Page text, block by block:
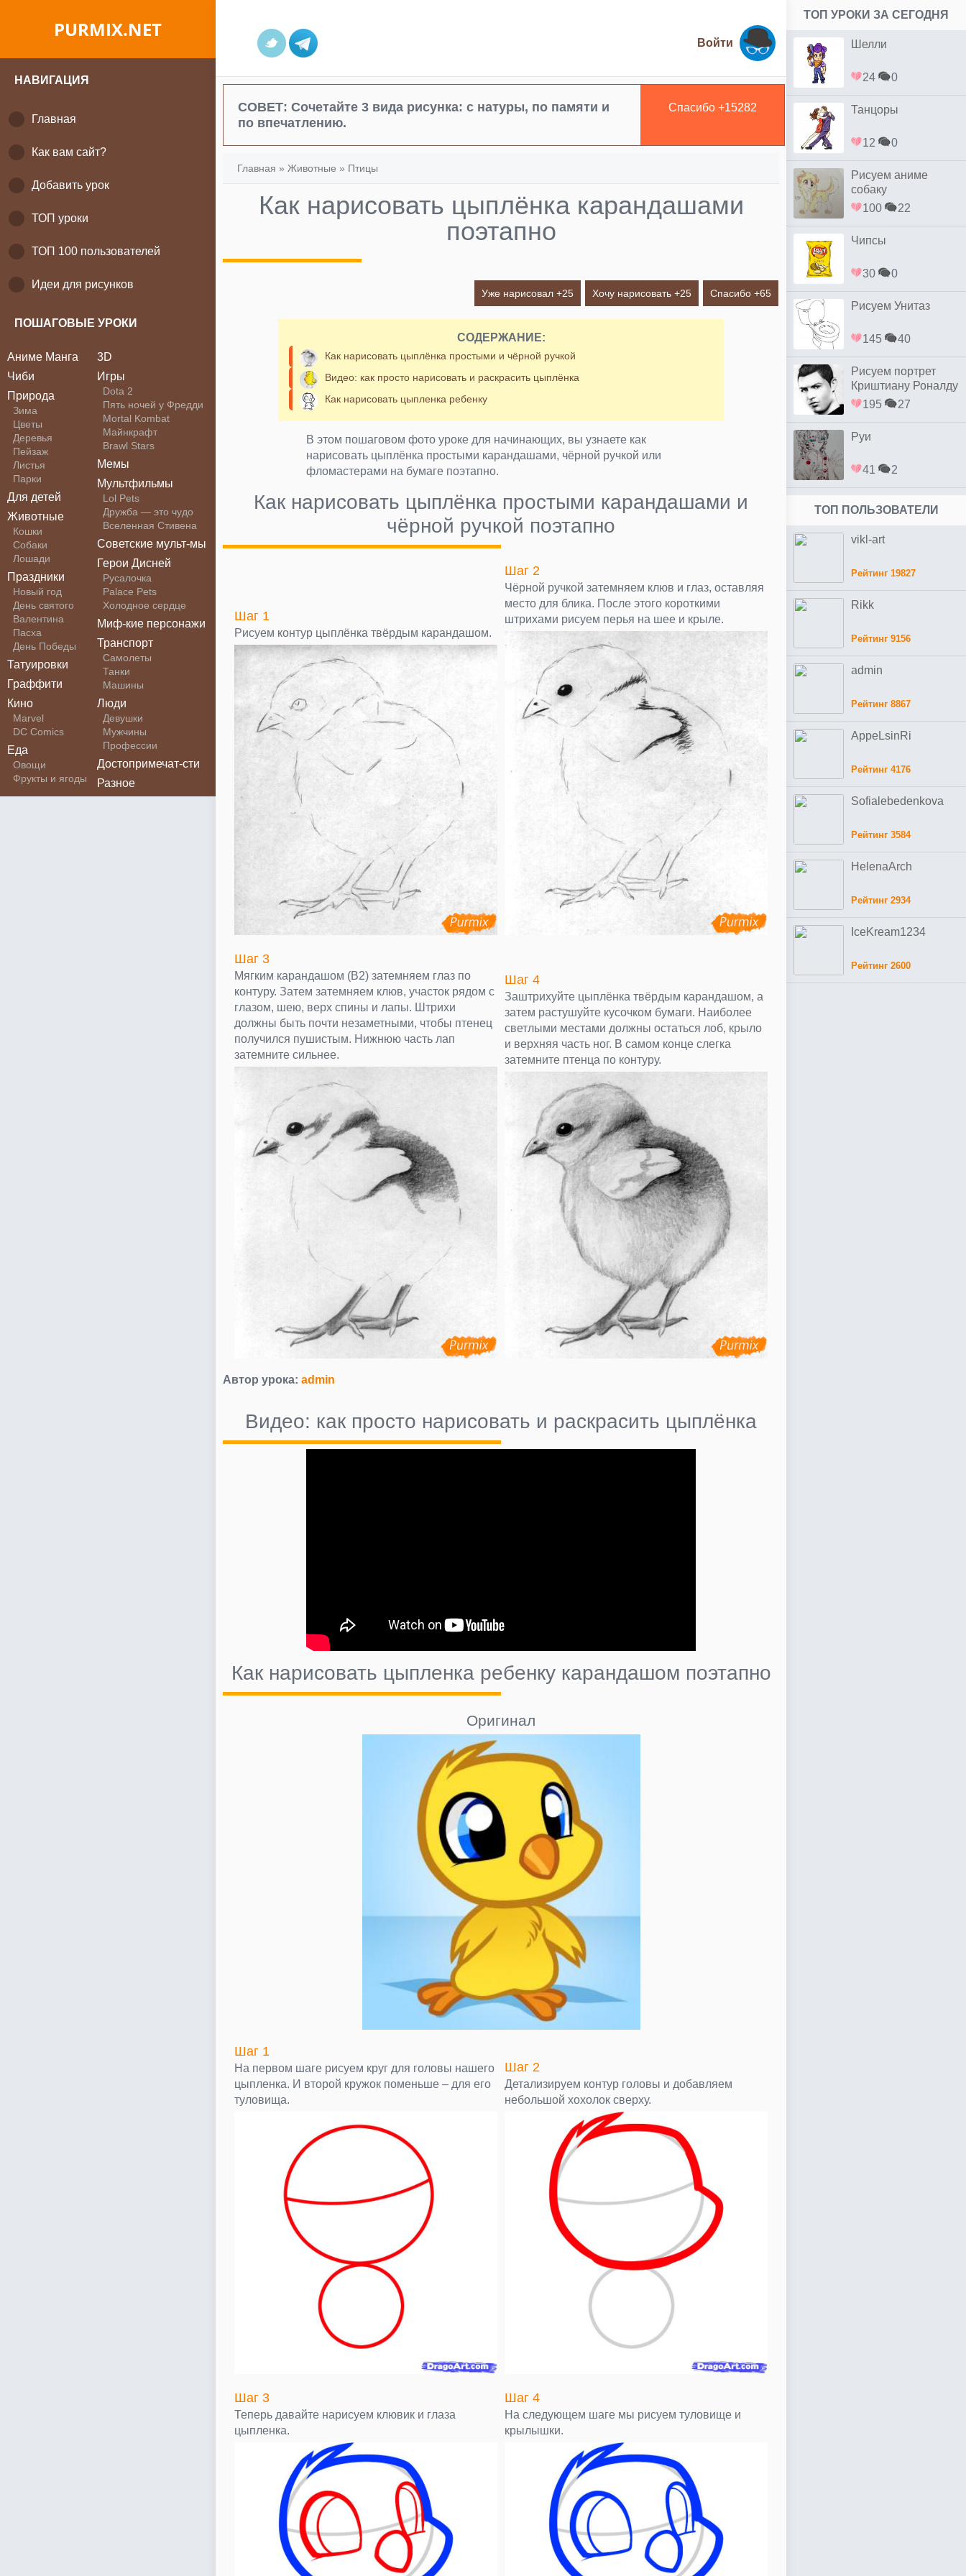
PURMIX.NET
НАВИГАЦИЯ
Главная
Как вам сайт?
Добавить урок
ТОП уроки
ТОП 100 пользователей
Идеи для рисунков
ПОШАГОВЫЕ УРОКИ
Аниме Манга
Чиби
Природа
Зима
Цветы
Деревья
Пейзаж
Листья
Парки
Для детей
Животные
Кошки
Собаки
Лошади
Праздники
Новый год
День святого
Валентина
Пасха
День Победы
Татуировки
Граффити
Кино
Marvel
DC Comics
Еда
Овощи
Фрукты и ягоды
3D
Игры
Dota 2
Пять ночей у Фредди
Mortal Kombat
Майнкрафт
Brawl Stars
Мемы
Мультфильмы
Lol Pets
Дружба — это чудо
Вселенная Стивена
Советские мульт-мы
Герои Дисней
Русалочка
Palace Pets
Холодное сердце
Миф-кие персонажи
Транспорт
Самолеты
Танки
Машины
Люди
Девушки
Мужчины
Профессии
Достопримечат-сти
Разное
Войти
СОВЕТ: Сочетайте 3 вида рисунка: с натуры, по памяти и
по впечатлению.
Спасибо +15282
Главная » Животные » Птицы
Как нарисовать цыплёнка карандашами
поэтапно
Уже нарисовал +25 Хочу нарисовать +25 Спасибо +65
СОДЕРЖАНИЕ:
Как нарисовать цыплёнка простыми и чёрной ручкой
Видео: как просто нарисовать и раскрасить цыплёнка
Как нарисовать цыпленка ребенку
В этом пошаговом фото уроке для начинающих, вы узнаете как
нарисовать цыплёнка простыми карандашами, чёрной ручкой или
фломастерами на бумаге поэтапно.
Как нарисовать цыплёнка простыми карандашами и
чёрной ручкой поэтапно
Шаг 1
Рисуем контур цыплёнка твёрдым карандашом.
Шаг 2
Чёрной ручкой затемняем клюв и глаз, оставляя
место для блика. После этого короткими
штрихами рисуем перья на шее и крыле.
Шаг 3
Мягким карандашом (B2) затемняем глаз по
контуру. Затем затемняем клюв, участок рядом с
глазом, шею, верх спины и лапы. Штрихи
должны быть почти незаметными, чтобы птенец
получился пушистым. Нижнюю часть лап
затемните сильнее.
Шаг 4
Заштрихуйте цыплёнка твёрдым карандашом, а
затем растушуйте кусочком бумаги. Наиболее
светлыми местами должны остаться лоб, крыло
и верхняя часть ног. В самом конце слегка
затемните птенца по контуру.
Автор урока: admin
Видео: как просто нарисовать и раскрасить цыплёнка
Как нарисовать цыпленка ребенку карандашом поэтапно
Оригинал
Шаг 1
На первом шаге рисуем круг для головы нашего
цыпленка. И второй кружок поменьше – для его
туловища.
Шаг 2
Детализируем контур головы и добавляем
небольшой хохолок сверху.
Шаг 3
Теперь давайте нарисуем клювик и глаза
цыпленка.
Шаг 4
На следующем шаге мы рисуем туловище и
крылышки.
ТОП УРОКИ ЗА СЕГОДНЯ
Шелли
24 0
Танцоры
12 0
Рисуем аниме
собаку
100
22
Чипсы
30 0
Рисуем Унитаз
145 40
Рисуем портрет
Криштиану Роналду
простым
195 27
Руи
41 2
ТОП ПОЛЬЗОВАТЕЛИ
vikl-art
Рейтинг 19827
Rikk
Рейтинг 9156
admin
Рейтинг 8867
AppeLsinRi
Рейтинг 4176
Sofialebedenkova
Рейтинг 3584
HelenaArch
Рейтинг 2934
IceKream1234
Рейтинг 2600